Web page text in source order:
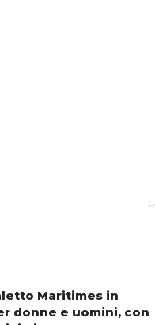
Maritimes in
donne e uomini, con